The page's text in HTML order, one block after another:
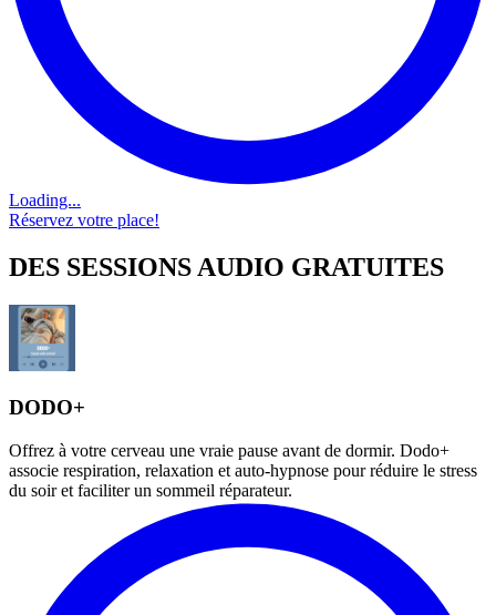
Loading...
Réservez votre place!
DES SESSIONS AUDIO GRATUITES
DODO+
Offrez à votre cerveau une vraie pause avant de dormir. Dodo+
associe respiration, relaxation et auto-hypnose pour réduire le stress
du soir et faciliter un sommeil réparateur.